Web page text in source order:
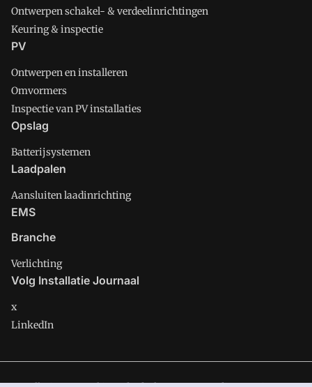
Ontwerpen schakel- & verdeelinrichtingen
Keuring & inspectie
PV
Ontwerpen en installeren
Omvormers
Inspectie van PV installaties
Opslag
Batterijsystemen
Laadpalen
Aansluiten laadinrichting
EMS
Branche
Verlichting
Volg Installatie Journaal
x
LinkedIn